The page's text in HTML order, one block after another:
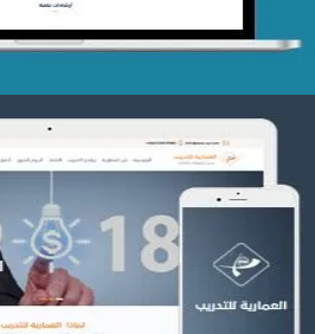
تصميم العمارية
التفاصيل